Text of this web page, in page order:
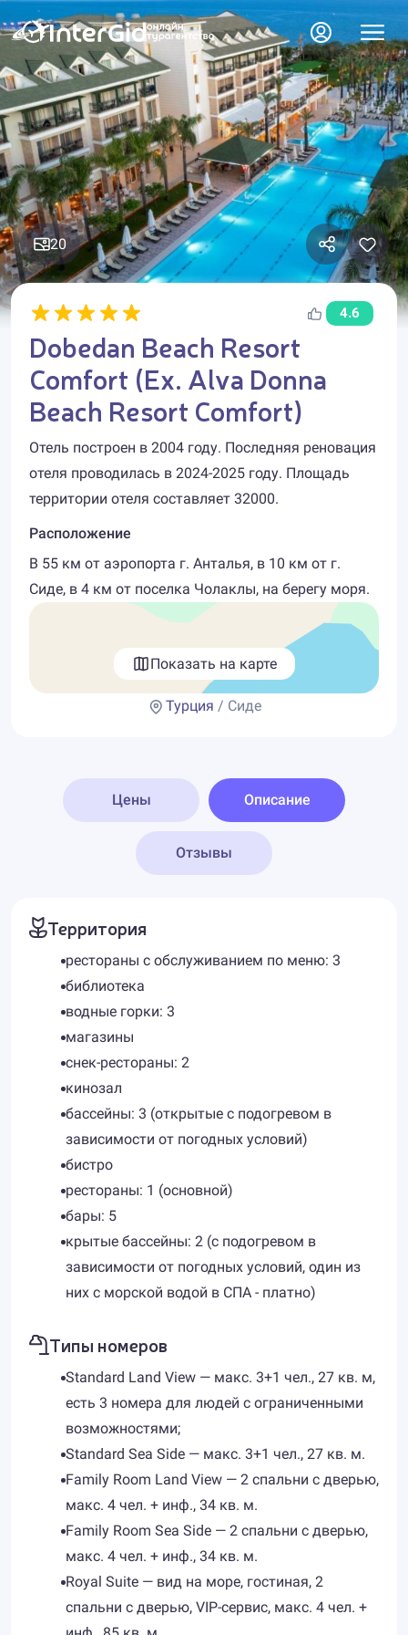
20
4.6
Dobedan Beach Resort
Comfort (Ex. Alva Donna
Beach Resort Comfort)
Отель построен в 2004 году. Последняя реновация
отеля проводилась в 2024-2025 году. Площадь
территории отеля составляет 32000.
Расположение
В 55 км от аэропорта г. Анталья, в 10 км от г.
Сиде, в 4 км от поселка Чолаклы, на берегу моря.
Показать на карте
Турция / Сиде
Цены Описание
Отзывы
Территория
рестораны с обслуживанием по меню: 3
библиотека
водные горки: 3
магазины
снек-рестораны: 2
кинозал
бассейны: 3 (открытые с подогревом в
зависимости от погодных условий)
бистро
рестораны: 1 (основной)
бары: 5
крытые бассейны: 2 (с подогревом в
зависимости от погодных условий, один из
них с морской водой в СПА - платно)
Типы номеров
Standard Land View — макс. 3+1 чел., 27 кв. м,
есть 3 номера для людей с ограниченными
возможностями;
Standard Sea Side — макс. 3+1 чел., 27 кв. м.
Family Room Land View — 2 спальни с дверью,
макс. 4 чел. + инф., 34 кв. м.
Family Room Sea Side — 2 спальни с дверью,
макс. 4 чел. + инф., 34 кв. м.
Royal Suite — вид на море, гостиная, 2
спальни с дверью, VIP-сервис, макс. 4 чел. +